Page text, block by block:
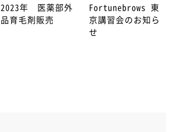
2023年 医薬部外
品育毛剤販売
Fortunebrows 東
京講習会のお知ら
せ